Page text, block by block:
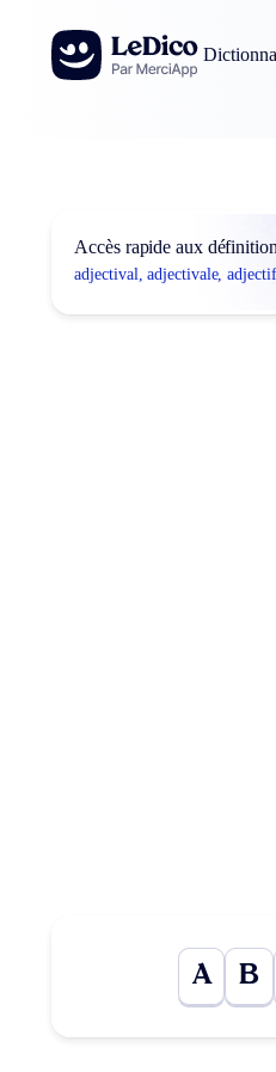
Aller au contenu
Accès rapide aux
adjectival, adjectivale, adjectif
A B